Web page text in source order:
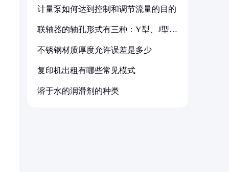
计量泵如何达到控制和调节流量的目的
联轴器的轴孔形式有三种：Y型、J型、
不锈钢材质厚度允许误差是多少
复印机出租有哪些常见模式
溶于水的润滑剂的种类